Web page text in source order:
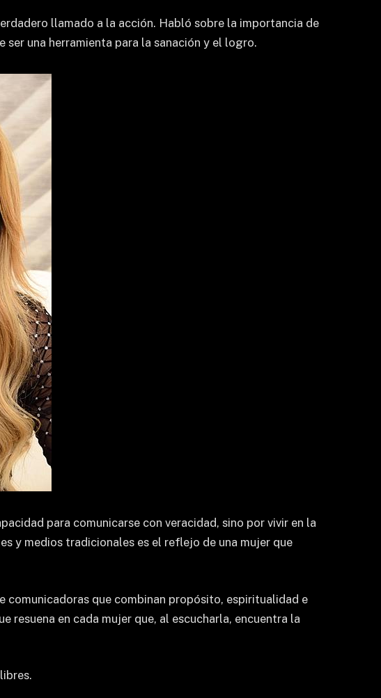
llamado a la acción. Habló sobre la importancia de
una herramienta para la sanación y el logro.
para comunicarse con veracidad, sino por vivir en la
y medios tradicionales es el reflejo de una mujer que
comunicadoras que combinan propósito, espiritualidad e
resuena en cada mujer que, al escucharla, encuentra la